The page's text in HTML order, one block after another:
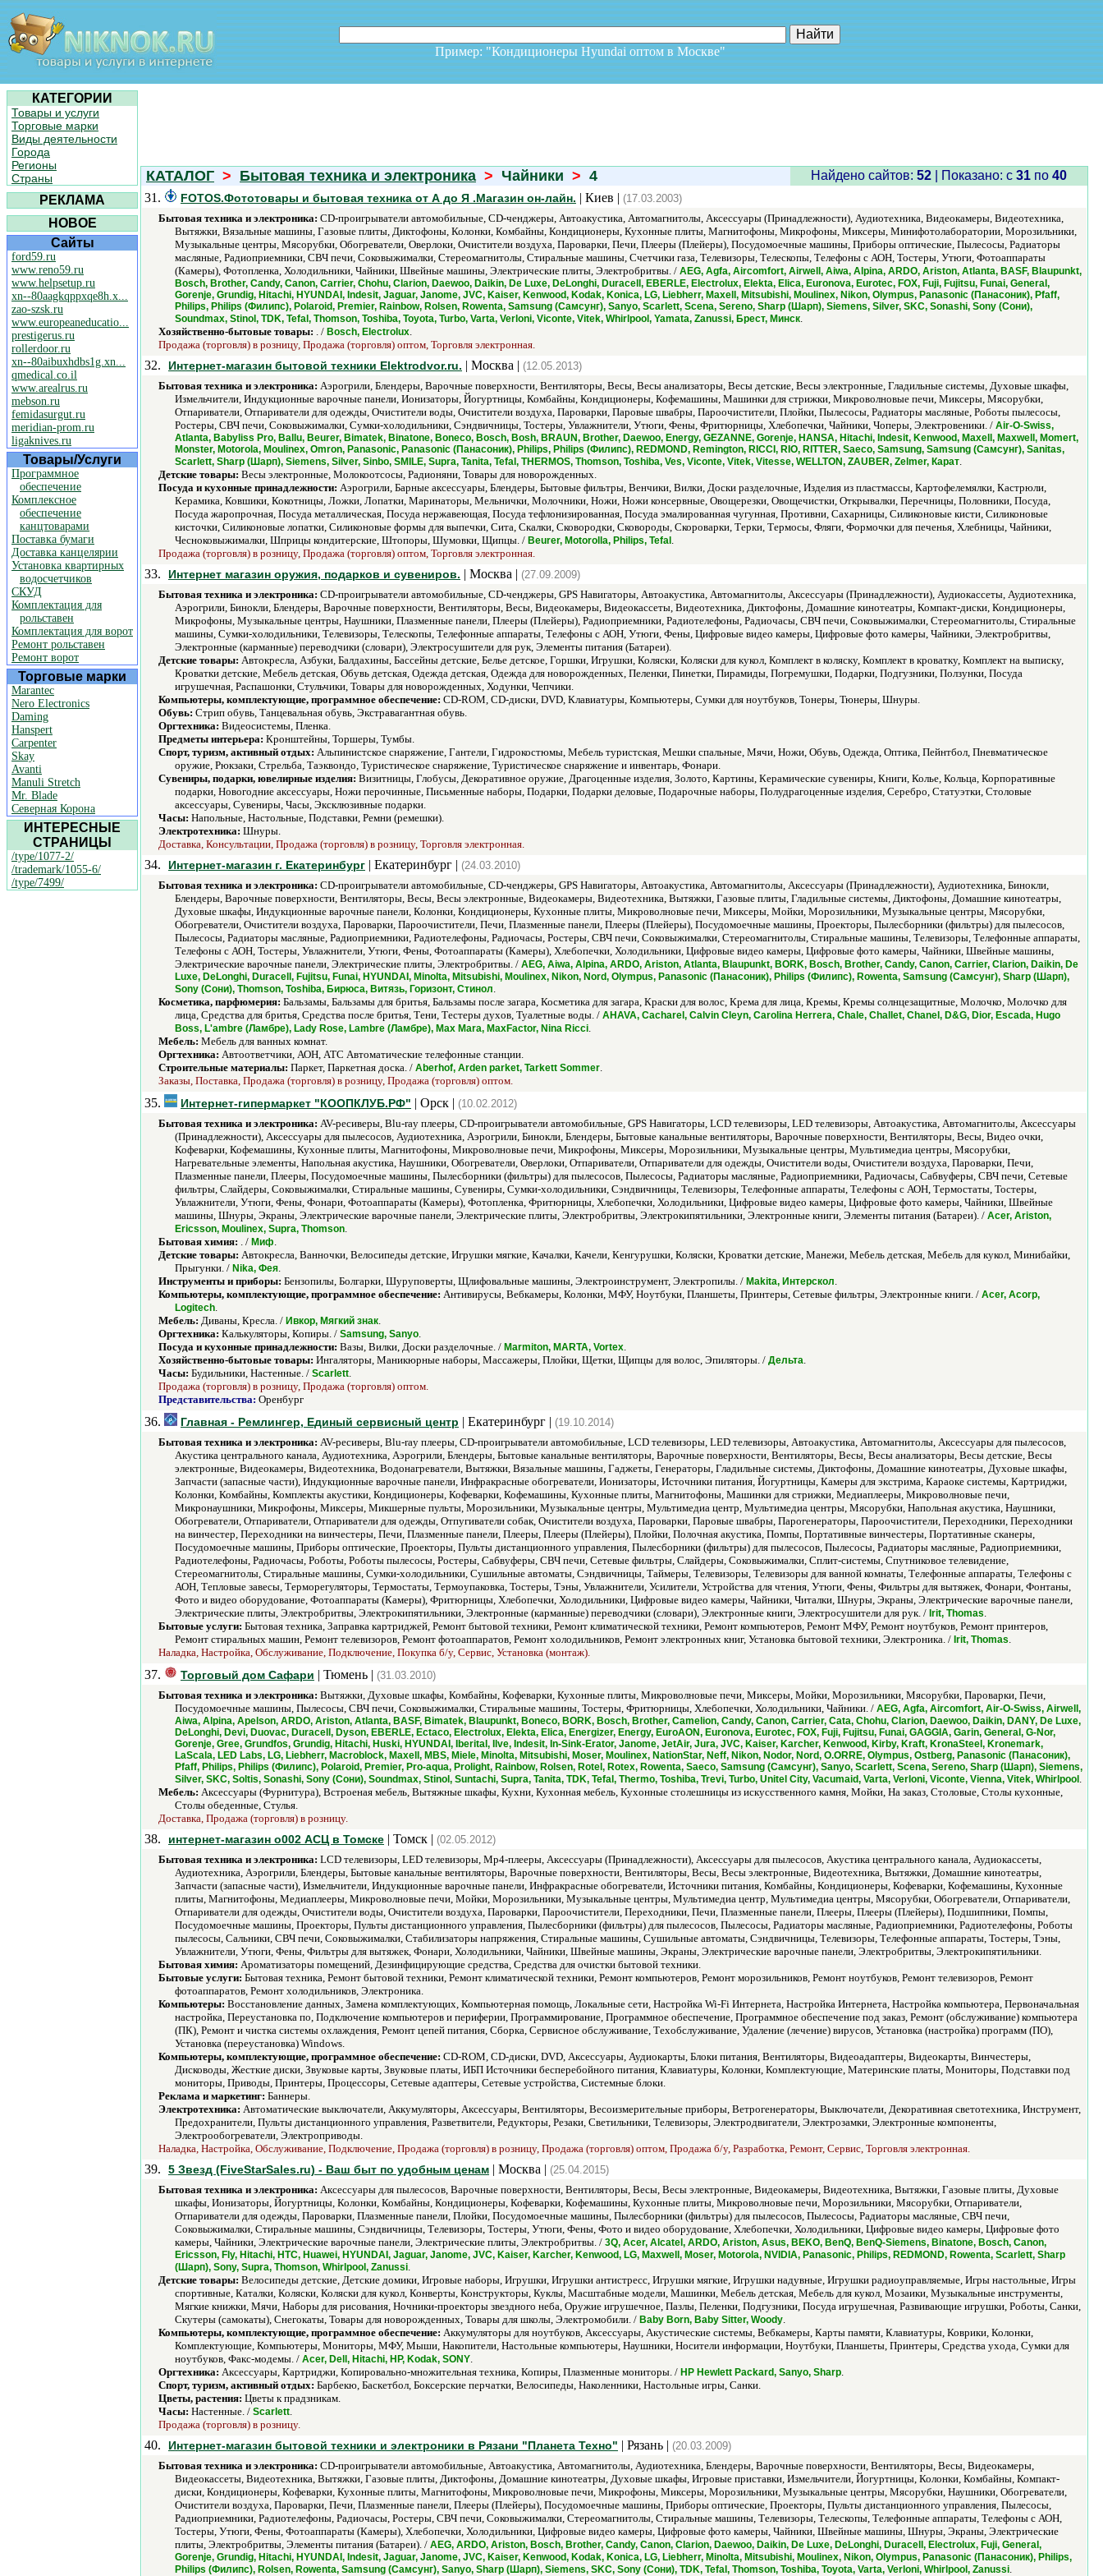
Пример: "Кондиционеры Hyundai оптом в Москве"
КАТЕГОРИИ
Товары и услуги
Торговые марки
Виды деятельности
Города
Регионы
Страны
РЕКЛАМА
НОВОЕ
Сайты
ford59.ru
www.reno59.ru
www.helpsetup.ru
xn--80aagkqppxqe8h.x...
zao-szsk.ru
www.europeaneducatio...
prestigerus.ru
rollerdoor.ru
xn--80aibuxhdbs1g.xn...
qmedical.co.il
www.arealrus.ru
mebson.ru
femidasurgut.ru
meridian-prom.ru
ligaknives.ru
Товары/Услуги
Программное
обеспечение
Комплексное
обеспечение
канцтоварами
Поставка бумаги
Доставка канцелярии
Установка квартирных
водосчетчиков
СКУД
Комплектация для
рольставен
Комплектация для ворот
Ремонт рольставен
Ремонт ворот
Торговые марки
Marantec
Nero Electronics
Daming
Hanspert
Carpenter
Skay
Avanti
Manuli Stretch
Mr. Blade
Северная Корона
ИНТЕРЕСНЫЕ
СТРАНИЦЫ
/type/1077-2/
/trademark/1055-6/
/type/7499/
КАТАЛОГ > Бытовая техника и электроника > Чайники > 4 Найдено сайтов: 52 | Показано: c 31 по 40
31.
FOTOS.Фототовары и бытовая техника от А до Я .Магазин он-лайн. | Киев | (17.03.2003)
Бытовая техника и электроника: CD-проигрыватели автомобильные, CD-ченджеры, Автоакустика, Автомагнитолы, Аксессуары (Принадлежности), Аудиотехника, Видеокамеры, Видеотехника,
Вытяжки, Вязальные машины, Газовые плиты, Диктофоны, Колонки, Комбайны, Кондиционеры, Кухонные плиты, Магнитофоны, Микрофоны, Миксеры, Минифотолаборатории, Морозильники,
Музыкальные центры, Мясорубки, Обогреватели, Оверлоки, Очистители воздуха, Пароварки, Печи, Плееры (Плейеры), Посудомоечные машины, Приборы оптические, Пылесосы, Радиаторы
масляные, Радиоприемники, СВЧ печи, Соковыжималки, Стереомагнитолы, Стиральные машины, Счетчики газа, Телевизоры, Телескопы, Телефоны с АОН, Тостеры, Утюги, Фотоаппараты
(Камеры), Фотопленка, Холодильники, Чайники, Швейные машины, Электрические плиты, Электробритвы. / AEG, Agfa, Aircomfort, Airwell, Aiwa, Alpina, ARDO, Ariston, Atlanta, BASF, Blaupunkt,
Bosch, Brother, Candy, Canon, Carrier, Chohu, Clarion, Daewoo, Daikin, De Luxe, DeLonghi, Duracell, EBERLE, Electrolux, Elekta, Elica, Euronova, Eurotec, FOX, Fuji, Fujitsu, Funai, General,
Gorenje, Grundig, Hitachi, HYUNDAI, Indesit, Jaguar, Janome, JVC, Kaiser, Kenwood, Kodak, Konica, LG, Liebherr, Maxell, Mitsubishi, Moulinex, Nikon, Olympus, Panasonic (Панасоник), Pfaff,
Philips, Philips (Филипс), Polaroid, Premier, Rainbow, Rolsen, Rowenta, Samsung (Самсунг), Sanyo, Scarlett, Scena, Sereno, Sharp (Шарп), Siemens, Silver, SKC, Sonashi, Sony (Сони),
Soundmax, Stinol, TDK, Tefal, Thomson, Toshiba, Toyota, Turbo, Varta, Verloni, Viconte, Vitek, Whirlpool, Yamata, Zanussi, Брест, Минск.
Хозяйственно-бытовые товары: . / Bosch, Electrolux.
Продажа (торговля) в розницу, Продажа (торговля) оптом, Торговля электронная.
32. Интернет-магазин бытовой техники Elektrodvor.ru. | Москва | (12.05.2013)
Бытовая техника и электроника: Аэрогрили, Блендеры, Варочные поверхности, Вентиляторы, Весы, Весы анализаторы, Весы детские, Весы электронные, Гладильные системы, Духовые шкафы,
Измельчители, Индукционные варочные панели, Ионизаторы, Йогуртницы, Комбайны, Кондиционеры, Кофемашины, Машинки для стрижки, Микроволновые печи, Миксеры, Мясорубки,
Отпариватели, Отпариватели для одежды, Очистители воды, Очистители воздуха, Пароварки, Паровые швабры, Пароочистители, Плойки, Пылесосы, Радиаторы масляные, Роботы пылесосы,
Ростеры, СВЧ печи, Соковыжималки, Сумки-холодильники, Сэндвичницы, Тостеры, Увлажнители, Утюги, Фены, Фритюрницы, Хлебопечки, Чайники, Чоперы, Электровеники. / Air-O-Swiss,
Atlanta, Babyliss Pro, Ballu, Beurer, Bimatek, Binatone, Boneco, Bosch, Bosh, BRAUN, Brother, Daewoo, Energy, GEZANNE, Gorenje, HANSA, Hitachi, Indesit, Kenwood, Maxell, Maxwell, Momert,
Monster, Motorola, Moulinex, Omron, Panasonic, Panasonic (Панасоник), Philips, Philips (Филипс), REDMOND, Remington, RICCI, RIO, RITTER, Saeco, Samsung, Samsung (Самсунг), Sanitas,
Scarlett, Sharp (Шарп), Siemens, Silver, Sinbo, SMILE, Supra, Tanita, Tefal, THERMOS, Thomson, Toshiba, Ves, Viconte, Vitek, Vitesse, WELLTON, ZAUBER, Zelmer, Карат.
Детские товары: Весы электронные, Молокоотсосы, Радионяни, Товары для новорожденных.
Посуда и кухонные принадлежности: Аэрогрили, Барные аксессуары, Блендеры, Бытовые фильтры, Венчики, Вилки, Доски разделочные, Изделия из пластмассы, Картофелемялки, Кастрюли,
Керамика, Ковшики, Кокотницы, Ложки, Лопатки, Маринаторы, Мельнички, Молочники, Ножи, Ножи консервные, Овощерезки, Овощечистки, Открывалки, Перечницы, Половники, Посуда,
Посуда жаропрочная, Посуда металлическая, Посуда нержавеющая, Посуда тефлонизированная, Посуда эмалированная чугунная, Противни, Сахарницы, Силиконовые кисти, Силиконовые
кисточки, Силиконовые лопатки, Силиконовые формы для выпечки, Сита, Скалки, Сковородки, Сковороды, Скороварки, Терки, Термосы, Фляги, Формочки для печенья, Хлебницы, Чайники,
Чесноковыжималки, Шприцы кондитерские, Штопоры, Шумовки, Щипцы. / Beurer, Motorolla, Philips, Tefal .
Продажа (торговля) в розницу, Продажа (торговля) оптом, Торговля электронная.
33. Интернет магазин оружия, подарков и сувениров. | Москва | (27.09.2009)
Бытовая техника и электроника: CD-проигрыватели автомобильные, CD-ченджеры, GPS Навигаторы, Автоакустика, Автомагнитолы, Аксессуары (Принадлежности), Аудиокассеты, Аудиотехника,
Аэрогрили, Бинокли, Блендеры, Варочные поверхности, Вентиляторы, Весы, Видеокамеры, Видеокассеты, Видеотехника, Диктофоны, Домашние кинотеатры, Компакт-диски, Кондиционеры,
Микрофоны, Музыкальные центры, Наушники, Плазменные панели, Плееры (Плейеры), Радиоприемники, Радиотелефоны, Радиочасы, СВЧ печи, Соковыжималки, Стереомагнитолы, Стиральные
машины, Сумки-холодильники, Телевизоры, Телескопы, Телефонные аппараты, Телефоны с АОН, Утюги, Фены, Цифровые видео камеры, Цифровые фото камеры, Чайники, Электробритвы,
Электронные (карманные) переводчики (словари), Электросушители для рук, Элементы питания (Батареи).
Детские товары: Автокресла, Азбуки, Балдахины, Бассейны детские, Белье детское, Горшки, Игрушки, Коляски, Коляски для кукол, Комплект в коляску, Комплект в кроватку, Комплект на выписку,
Кроватки детские, Мебель детская, Обувь детская, Одежда детская, Одежда для новорожденных, Пеленки, Пинетки, Пирамиды, Погремушки, Подарки, Подгузники, Ползунки, Посуда
игрушечная, Распашонки, Стульчики, Товары для новорожденных, Ходунки, Чепчики.
Компьютеры, комплектующие, программное обеспечение: CD-ROM, CD-диски, DVD, Клавиатуры, Компьютеры, Сумки для ноутбуков, Тонеры, Тюнеры, Шнуры.
Обувь: Стрип обувь, Танцевальная обувь, Экстравагантная обувь.
Оргтехника: Видеосистемы, Пленка.
Предметы интерьера: Кронштейны, Торшеры, Тумбы.
Спорт, туризм, активный отдых: Альпинистское снаряжение, Гантели, Гидрокостюмы, Мебель туристская, Мешки спальные, Мячи, Ножи, Обувь, Одежда, Оптика, Пейнтбол, Пневматическое
оружие, Рюкзаки, Стрельба, Таэквондо, Туристическое снаряжение, Туристическое снаряжение и инвентарь, Фонари.
Сувениры, подарки, ювелирные изделия: Визитницы, Глобусы, Декоративное оружие, Драгоценные изделия, Золото, Картины, Керамические сувениры, Книги, Колье, Кольца, Корпоративные
подарки, Новогодние аксессуары, Ножи перочинные, Письменные наборы, Подарки, Подарки деловые, Подарочные наборы, Полудрагоценные изделия, Серебро, Статуэтки, Столовые
аксессуары, Сувениры, Часы, Эксклюзивные подарки.
Часы: Напольные, Настольные, Подставки, Ремни (ремешки).
Электротехника: Шнуры.
Доставка, Консультации, Продажа (торговля) в розницу, Торговля электронная.
34. Интернет-магазин г. Екатеринбург | Екатеринбург | (24.03.2010)
Бытовая техника и электроника: CD-проигрыватели автомобильные, CD-ченджеры, GPS Навигаторы, Автоакустика, Автомагнитолы, Аксессуары (Принадлежности), Аудиотехника, Бинокли,
Блендеры, Варочные поверхности, Вентиляторы, Весы, Весы электронные, Видеокамеры, Видеотехника, Вытяжки, Газовые плиты, Гладильные системы, Диктофоны, Домашние кинотеатры,
Духовые шкафы, Индукционные варочные панели, Колонки, Кондиционеры, Кухонные плиты, Микроволновые печи, Миксеры, Мойки, Морозильники, Музыкальные центры, Мясорубки,
Обогреватели, Очистители воздуха, Пароварки, Пароочистители, Печи, Плазменные панели, Плееры (Плейеры), Посудомоечные машины, Проекторы, Пылесборники (фильтры) для пылесосов,
Пылесосы, Радиаторы масляные, Радиоприемники, Радиотелефоны, Радиочасы, Ростеры, СВЧ печи, Соковыжималки, Стереомагнитолы, Стиральные машины, Телевизоры, Телефонные аппараты,
Телефоны с АОН, Тостеры, Увлажнители, Утюги, Фены, Фотоаппараты (Камеры), Хлебопечки, Холодильники, Цифровые видео камеры, Цифровые фото камеры, Чайники, Швейные машины,
Электрические варочные панели, Электрические плиты, Электробритвы. / AEG, Aiwa, Alpina, ARDO, Ariston, Atlanta, Blaupunkt, BORK, Bosch, Brother, Candy, Canon, Carrier, Clarion, Daikin, De
Luxe, DeLonghi, Duracell, Fujitsu, Funai, HYUNDAI, Minolta, Mitsubishi, Moulinex, Nikon, Nord, Olympus, Panasonic (Панасоник), Philips (Филипс), Rowenta, Samsung (Самсунг), Sharp (Шарп),
Sony (Сони), Thomson, Toshiba, Бирюса, Витязь, Горизонт, Стинол.
Косметика, парфюмерия: Бальзамы, Бальзамы для бритья, Бальзамы после загара, Косметика для загара, Краски для волос, Крема для лица, Кремы, Кремы солнцезащитные, Молочко, Молочко для
лица, Средства для бритья, Средства после бритья, Тени, Тестеры духов, Туалетные воды. / AHAVA, Cacharel, Calvin Cleyn, Carolina Herrera, Chale, Challet, Chanel, D&G, Dior, Escada, Hugo
Boss, L'ambre (Ламбре), Lady Rose, Lambre (Ламбре), Max Mara, MaxFactor, Nina Ricci.
Мебель: Мебель для ванных комнат.
Оргтехника: Автоответчики, АОН, АТС Автоматические телефонные станции.
Строительные материалы: Паркет, Паркетная доска. / Aberhof, Arden parket, Tarkett Sommer.
Заказы, Поставка, Продажа (торговля) в розницу, Продажа (торговля) оптом.
35. Интернет-гипермаркет "КООПКЛУБ.РФ" | Орск | (10.02.2012)
Бытовая техника и электроника: AV-ресиверы, Blu-ray плееры, CD-проигрыватели автомобильные, GPS Навигаторы, LCD телевизоры, LED телевизоры, Автоакустика, Автомагнитолы, Аксессуары
(Принадлежности), Аксессуары для пылесосов, Аудиотехника, Аэрогрили, Бинокли, Блендеры, Бытовые канальные вентиляторы, Варочные поверхности, Вентиляторы, Весы, Видео очки,
Кофеварки, Кофемашины, Кухонные плиты, Магнитофоны, Микроволновые печи, Микрофоны, Миксеры, Морозильники, Музыкальные центры, Мультимедиа центры, Мясорубки,
Нагревательные элементы, Напольная акустика, Наушники, Обогреватели, Оверлоки, Отпариватели, Отпариватели для одежды, Очистители воды, Очистители воздуха, Пароварки, Печи,
Плазменные панели, Плееры, Посудомоечные машины, Пылесборники (фильтры) для пылесосов, Пылесосы, Радиаторы масляные, Радиоприемники, Радиочасы, Сабвуферы, СВЧ печи, Сетевые
фильтры, Слайдеры, Соковыжималки, Стиральные машины, Сувениры, Сумки-холодильники, Сэндвичницы, Телевизоры, Телефонные аппараты, Телефоны с АОН, Термостаты, Тостеры,
Увлажнители, Утюги, Фены, Фонари, Фотоаппараты (Камеры), Фотопленка, Фритюрницы, Хлебопечки, Холодильники, Цифровые видео камеры, Цифровые фото камеры, Чайники, Швейные
машины, Шнуры, Экраны, Электрические варочные панели, Электрические плиты, Электробритвы, Электрокипятильники, Электронные книги, Элементы питания (Батареи). / Acer, Ariston,
Ericsson, Moulinex, Supra, Thomson.
Бытовая химия: . / Миф.
Детские товары: Автокресла, Ванночки, Велосипеды детские, Игрушки мягкие, Качалки, Качели, Кенгурушки, Коляски, Кроватки детские, Манежи, Мебель детская, Мебель для кукол, Минибайки,
Прыгунки. / Nika, Фея.
Инструменты и приборы: Бензопилы, Болгарки, Шуруповерты, Щлифовальные машины, Электроинструмент, Электропилы. / Makita, Интерскол.
Компьютеры, комплектующие, программное обеспечение: Антивирусы, Вебкамеры, Колонки, МФУ, Ноутбуки, Планшеты, Принтеры, Сетевые фильтры, Электронные книги. / Acer, Acorp,
Logitech.
Мебель: Диваны, Кресла. / Ивкор, Мягкий знак.
Оргтехника: Калькуляторы, Копиры. / Samsung, Sanyo.
Посуда и кухонные принадлежности: Вазы, Вилки, Доски разделочные. / Marmiton, MARTA, Vortex.
Хозяйственно-бытовые товары: Ингаляторы, Маникюрные наборы, Массажеры, Плойки, Щетки, Щипцы для волос, Эпиляторы. / Дельта.
Часы: Будильники, Настенные. / Scarlett.
Продажа (торговля) в розницу, Продажа (торговля) оптом.
Представительства: Оренбург
36. Главная - Ремлингер, Единый сервисный центр | Екатеринбург | (19.10.2014)
Бытовая техника и электроника: AV-ресиверы, Blu-ray плееры, CD-проигрыватели автомобильные, LCD телевизоры, LED телевизоры, Автоакустика, Автомагнитолы, Аксессуары для пылесосов,
Акустика центрального канала, Аудиотехника, Аэрогрили, Блендеры, Бытовые канальные вентиляторы, Варочные поверхности, Вентиляторы, Весы, Весы анализаторы, Весы детские, Весы
электронные, Видеокамеры, Видеотехника, Водонагреватели, Вытяжки, Вязальные машины, Гаджеты, Генераторы, Гладильные системы, Диктофоны, Домашние кинотеатры, Духовые шкафы,
Запчасти (запасные части), Индукционные варочные панели, Инфракрасные обогреватели, Ионизаторы, Источники питания, Йогуртницы, Камеры для экстрима, Караоке системы, Картриджи,
Колонки, Комбайны, Комплекты акустики, Кондиционеры, Кофеварки, Кофемашины, Кухонные плиты, Магнитофоны, Машинки для стрижки, Медиаплееры, Микроволновые печи,
Микронаушники, Микрофоны, Миксеры, Микшерные пульты, Морозильники, Музыкальные центры, Мультимедиа центр, Мультимедиа центры, Мясорубки, Напольная акустика, Наушники,
Обогреватели, Отпариватели, Отпариватели для одежды, Отпугиватели собак, Очистители воздуха, Пароварки, Паровые швабры, Парогенераторы, Пароочистители, Переходники, Переходники
на винчестер, Переходники на винчестеры, Печи, Плазменные панели, Плееры, Плееры (Плейеры), Плойки, Полочная акустика, Помпы, Портативные винчестеры, Портативные сканеры,
Посудомоечные машины, Приборы оптические, Проекторы, Пульты дистанционного управления, Пылесборники (фильтры) для пылесосов, Пылесосы, Радиаторы масляные, Радиоприемники,
Радиотелефоны, Радиочасы, Роботы, Роботы пылесосы, Ростеры, Сабвуферы, СВЧ печи, Сетевые фильтры, Слайдеры, Соковыжималки, Сплит-системы, Спутниковое телевидение,
Стереомагнитолы, Стиральные машины, Сумки-холодильники, Сушильные автоматы, Сэндвичницы, Таймеры, Телевизоры, Телевизоры для ванной комнаты, Телефонные аппараты, Телефоны с
АОН, Тепловые завесы, Терморегуляторы, Термостаты, Термоупаковка, Тостеры, Тэны, Увлажнители, Усилители, Устройства для чтения, Утюги, Фены, Фильтры для вытяжек, Фонари, Фонтаны,
Фото и видео оборудование, Фотоаппараты (Камеры), Фритюрницы, Хлебопечки, Холодильники, Цифровые видео камеры, Чайники, Читалки, Шнуры, Экраны, Электрические варочные панели,
Электрические плиты, Электробритвы, Электрокипятильники, Электронные (карманные) переводчики (словари), Электронные книги, Электросушители для рук. / Irit, Thomas.
Бытовые услуги: Бытовая техника, Заправка картриджей, Ремонт бытовой техники, Ремонт климатической техники, Ремонт компьютеров, Ремонт МФУ, Ремонт ноутбуков, Ремонт принтеров,
Ремонт стиральных машин, Ремонт телевизоров, Ремонт фотоаппаратов, Ремонт холодильников, Ремонт электронных книг, Установка бытовой техники, Электроника. / Irit, Thomas.
Наладка, Настройка, Обслуживание, Подключение, Покупка б/у, Сервис, Установка (монтаж).
37. Торговый дом Сафари | Тюмень | (31.03.2010)
Бытовая техника и электроника: Вытяжки, Духовые шкафы, Комбайны, Кофеварки, Кухонные плиты, Микроволновые печи, Миксеры, Мойки, Морозильники, Мясорубки, Пароварки, Печи,
Посудомоечные машины, Пылесосы, СВЧ печи, Соковыжималки, Стиральные машины, Тостеры, Фритюрницы, Хлебопечки, Холодильники, Чайники. / AEG, Agfa, Aircomfort, Air-O-Swiss, Airwell,
Aiwa, Alpina, Apelson, ARDO, Ariston, Atlanta, BASF, Bimatek, Blaupunkt, Boneco, BORK, Bosch, Brother, Camelion, Candy, Canon, Carrier, Cata, Chohu, Clarion, Daewoo, Daikin, DANY, De Luxe,
DeLonghi, Devi, Duovac, Duracell, Dyson, EBERLE, Ectaco, Electrolux, Elekta, Elica, Energizer, Energy, EuroAON, Euronova, Eurotec, FOX, Fuji, Fujitsu, Funai, GAGGIA, Garin, General, G-Nor,
Gorenje, Gree, Grundfos, Grundig, Hitachi, Huski, HYUNDAI, Iberital, Ilve, Indesit, In-Sink-Erator, Janome, JetAir, Jura, JVC, Kaiser, Karcher, Kenwood, Kirby, Kraft, KronaSteel, Kronemark,
LaScala, LED Labs, LG, Liebherr, Macroblock, Maxell, MBS, Miele, Minolta, Mitsubishi, Moser, Moulinex, NationStar, Neff, Nikon, Nodor, Nord, O.ORRE, Olympus, Ostberg, Panasonic (Панасоник),
Pfaff, Philips, Philips (Филипс), Polaroid, Premier, Pro-aqua, Prolight, Rainbow, Rolsen, Rotel, Rotex, Rowenta, Saeco, Samsung (Самсунг), Sanyo, Scarlett, Scena, Sereno, Sharp (Шарп), Siemens,
Silver, SKC, Soltis, Sonashi, Sony (Сони), Soundmax, Stinol, Suntachi, Supra, Tanita, TDK, Tefal, Thermo, Toshiba, Trevi, Turbo, Unitel City, Vacumaid, Varta, Verloni, Viconte, Vienna, Vitek, Whirlpool .
Мебель: Аксессуары (Фурнитура), Встроеная мебель, Вытяжные шкафы, Кухни, Кухонная мебель, Кухонные столешницы из искусственного камня, Мойки, На заказ, Столовые, Столы кухонные,
Столы обеденные, Стулья.
Доставка, Продажа (торговля) в розницу.
38. интернет-магазин о002 АСЦ в Томске | Томск | (02.05.2012)
Бытовая техника и электроника: LCD телевизоры, LED телевизоры, Mp4-плееры, Аксессуары (Принадлежности), Аксессуары для пылесосов, Акустика центрального канала, Аудиокассеты,
Аудиотехника, Аэрогрили, Блендеры, Бытовые канальные вентиляторы, Варочные поверхности, Вентиляторы, Весы, Весы электронные, Видеотехника, Вытяжки, Домашние кинотеатры,
Запчасти (запасные части), Измельчители, Индукционные варочные панели, Инфракрасные обогреватели, Источники питания, Комбайны, Кондиционеры, Кофеварки, Кофемашины, Кухонные
плиты, Магнитофоны, Медиаплееры, Микроволновые печи, Мойки, Морозильники, Музыкальные центры, Мультимедиа центр, Мультимедиа центры, Мясорубки, Обогреватели, Отпариватели,
Отпариватели для одежды, Очистители воды, Очистители воздуха, Пароварки, Пароочистители, Переходники, Печи, Плазменные панели, Плееры, Плееры (Плейеры), Подшипники, Помпы,
Посудомоечные машины, Проекторы, Пульты дистанционного управления, Пылесборники (фильтры) для пылесосов, Пылесосы, Радиаторы масляные, Радиоприемники, Радиотелефоны, Роботы
пылесосы, Сальники, СВЧ печи, Соковыжималки, Стабилизаторы напряжения, Стиральные машины, Сушильные автоматы, Сэндвичницы, Телевизоры, Телефонные аппараты, Тостеры, Тэны,
Увлажнители, Утюги, Фены, Фильтры для вытяжек, Фонари, Холодильники, Чайники, Швейные машины, Экраны, Электрические варочные панели, Электробритвы, Электрокипятильники.
Бытовая химия: Ароматизаторы помещений, Дезинфицирующие средства, Средства для очистки бытовой техники.
Бытовые услуги: Бытовая техника, Ремонт бытовой техники, Ремонт климатической техники, Ремонт компьютеров, Ремонт морозильников, Ремонт ноутбуков, Ремонт телевизоров, Ремонт
фотоаппаратов, Ремонт холодильников, Электроника.
Компьютеры: Восстановление данных, Замена комплектующих, Компьютерная помощь, Локальные сети, Настройка Wi-Fi Интернета, Настройка Интернета, Настройка компьютера, Первоначальная
настройка, Переустановка по, Подключение компьютеров и периферии, Программирование, Программное обеспечение, Программное обеспечение под заказ, Ремонт (обслуживание) компьютера
(ПК), Ремонт и чистка системы охлаждения, Ремонт цепей питания, Сборка, Сервисное обслуживание, Техобслуживание, Удаление (лечение) вирусов, Установка (настройка) программ (ПО),
Установка (переустановка) Windows.
Компьютеры, комплектующие, программное обеспечение: CD-ROM, CD-диски, DVD, Аксессуары, Аудиокарты, Блоки питания, Вентиляторы, Видеоадаптеры, Видеокарты, Винчестеры,
Дисководы, Жесткие диски, Звуковые карты, Звуковые платы, ИБП Источники бесперебойного питания, Клавиатуры, Колонки, Комплектующие, Материнские платы, Мониторы, Подставки под
мониторы, Приводы, Принтеры, Процессоры, Сетевые адаптеры, Сетевые устройства, Системные блоки.
Реклама и маркетинг: Баннеры.
Электротехника: Автоматические выключатели, Аккумуляторы, Аксессуары, Вентиляторы, Весоизмерительные приборы, Ветрогенераторы, Выключатели, Декоративная светотехника, Инструмент,
Предохранители, Пульты дистанционного управления, Разветвители, Редукторы, Резаки, Светильники, Телевизоры, Электродвигатели, Электрозамки, Электронные компоненты,
Электрообогреватели, Электроприводы.
Наладка, Настройка, Обслуживание, Подключение, Продажа (торговля) в розницу, Продажа (торговля) оптом, Продажа б/у, Разработка, Ремонт, Сервис, Торговля электронная.
39. 5 Звезд (FiveStarSales.ru) - Ваш быт по удобным ценам | Москва | (25.04.2015)
Бытовая техника и электроника: Аксессуары для пылесосов, Варочные поверхности, Вентиляторы, Весы, Весы электронные, Видеокамеры, Видеотехника, Вытяжки, Газовые плиты, Духовые
шкафы, Ионизаторы, Йогуртницы, Колонки, Комбайны, Кондиционеры, Кофеварки, Кофемашины, Кухонные плиты, Микроволновые печи, Морозильники, Мясорубки, Отпариватели,
Отпариватели для одежды, Пароварки, Плазменные панели, Плойки, Посудомоечные машины, Пылесборники (фильтры) для пылесосов, Пылесосы, Радиаторы масляные, СВЧ печи,
Соковыжималки, Стиральные машины, Сэндвичницы, Телевизоры, Тостеры, Утюги, Фены, Фото и видео оборудование, Хлебопечки, Холодильники, Цифровые видео камеры, Цифровые фото
камеры, Чайники, Электрические варочные панели, Электрические плиты, Электробритвы. / 3Q, Acer, Alcatel, ARDO, Ariston, Asus, BEKO, BenQ, BenQ-Siemens, Binatone, Bosch, Canon,
Ericsson, Fly, Hitachi, HTC, Huawei, HYUNDAI, Jaguar, Janome, JVC, Kaiser, Karcher, Kenwood, LG, Maxwell, Moser, Motorola, NVIDIA, Panasonic, Philips, REDMOND, Rowenta, Scarlett, Sharp
(Шарп), Sony, Supra, Thomson, Whirlpool, Zanussi.
Детские товары: Велосипеды детские, Детские домики, Игровые наборы, Игрушки, Игрушки антистресс, Игрушки мягкие, Игрушки надувные, Игрушки радиоуправляемые, Игры настольные, Игры
спортивные, Каталки, Коляски, Коляски для кукол, Конверты, Конструкторы, Куклы, Масштабные модели, Машинки, Мебель детская, Мебель для кукол, Мозаики, Музыкальные инструменты,
Мягкие книжки, Мячи, Наборы для рисования, Ночники-проекторы звездного неба, Оружие игрушечное, Пазлы, Пеленки, Подгузники, Посуда игрушечная, Развивающие игрушки, Роботы, Санки,
Скутеры (самокаты), Снегокаты, Товары для новорожденных, Товары для школы, Электромобили. / Baby Born, Baby Sitter, Woody.
Компьютеры, комплектующие, программное обеспечение: Аккумуляторы для ноутбуков, Аксессуары, Акустические системы, Вебкамеры, Карты памяти, Клавиатуры, Коврики, Колонки,
Комплектующие, Компьютеры, Мониторы, МФУ, Мыши, Накопители, Настольные компьютеры, Наушники, Носители информации, Ноутбуки, Планшеты, Принтеры, Средства ухода, Сумки для
ноутбуков, Факс-модемы. / Acer, Dell, Hitachi, HP, Kodak, SONY.
Оргтехника: Аксессуары, Картриджи, Копировально-множительная техника, Копиры, Плазменные мониторы. / HP Hewlett Packard, Sanyo, Sharp.
Спорт, туризм, активный отдых: Барбекю, Баскетбол, Боксерские перчатки, Велосипеды, Наколенники, Настольные игры, Санки.
Цветы, растения: Цветы к прадзникам.
Часы: Настенные. / Scarlett.
Продажа (торговля) в розницу.
40. Интернет-магазин бытовой техники и электроники в Рязани "Планета Техно" | Рязань | (20.03.2009)
Бытовая техника и электроника: CD-проигрыватели автомобильные, Автоакустика, Автомагнитолы, Аудиотехника, Блендеры, Варочные поверхности, Вентиляторы, Весы, Видеокамеры,
Видеокассеты, Видеотехника, Вытяжки, Газовые плиты, Диктофоны, Домашние кинотеатры, Духовые шкафы, Игровые приставки, Измельчители, Йогуртницы, Колонки, Комбайны, Компакт-
диски, Кондиционеры, Кофеварки, Кухонные плиты, Магнитофоны, Микроволновые печи, Микрофоны, Миксеры, Морозильники, Музыкальные центры, Мясорубки, Наушники, Обогреватели,
Очистители воздуха, Пароварки, Печи, Плазменные панели, Плееры (Плейеры), Посудомоечные машины, Приборы оптические, Проекторы, Пульты дистанционного управления, Пылесосы,
Радиоприемники, Радиотелефоны, Радиочасы, Ростеры, СВЧ печи, Соковыжималки, Стереомагнитолы, Стиральные машины, Телевизоры, Телескопы, Телефонные аппараты, Телефоны с АОН,
Тостеры, Утюги, Фены, Фотоаппараты (Камеры), Хлебопечки, Холодильники, Цифровые видео камеры, Цифровые фото камеры, Чайники, Швейные машины, Шнуры, Экраны, Электрические
плиты, Электробритвы, Элементы питания (Батареи). / AEG, ARDO, Ariston, Bosch, Brother, Candy, Canon, Clarion, Daewoo, Daikin, De Luxe, DeLonghi, Duracell, Electrolux, Fuji, General,
Gorenje, Grundig, Hitachi, HYUNDAI, Indesit, Jaguar, Janome, JVC, Kaiser, Kenwood, Kodak, Konica, LG, Liebherr, Minolta, Mitsubishi, Moulinex, Nikon, Olympus, Panasonic (Панасоник), Philips,
Philips (Филипс), Rolsen, Rowenta, Samsung (Самсунг), Sanyo, Sharp (Шарп), Siemens, SKC, Sony (Сони), TDK, Tefal, Thomson, Toshiba, Toyota, Varta, Verloni, Whirlpool, Zanussi.